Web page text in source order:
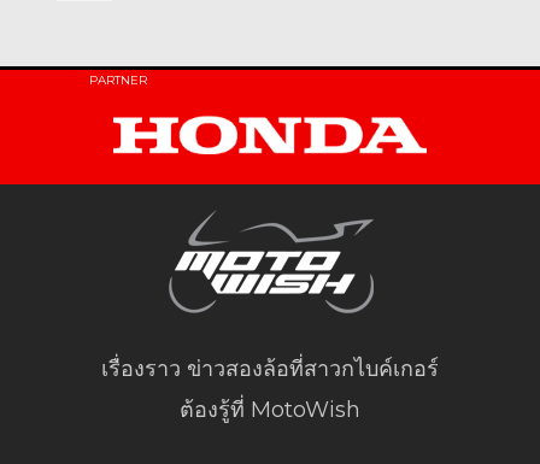
PARTNER
เรื่องราว ข่าวสองล้อที่สาวกไบค์เกอร์
ต้องรู้ที่ MotoWish